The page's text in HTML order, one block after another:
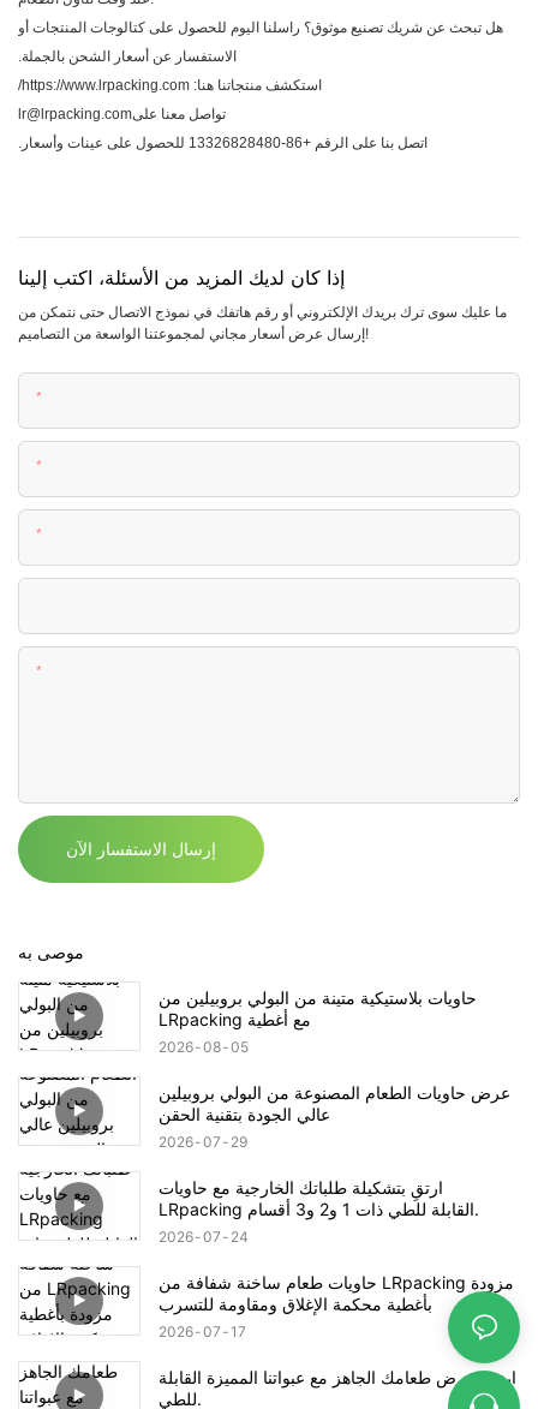
هل تبحث عن شريك تصنيع موثوق؟ راسلنا اليوم للحصول على كتالوجات المنتجات أو
الاستفسار عن أسعار الشحن بالجملة.
استكشف منتجاتنا هنا:
تواصل معنا علىlr@lrpacking.com
اتصل بنا على الرقم +86-13326828480 للحصول على عينات وأسعار.
إذا كان لديك المزيد من الأسئلة، اكتب إلينا
ما عليك سوى ترك بريدك الإلكتروني أو رقم هاتفك في نموذج الاتصال حتى نتمكن من
إرسال عرض أسعار مجاني لمجموعتنا الواسعة من التصاميم!
إرسال الاستفسار الآن
موصى به
حاويات بلاستيكية متينة من البولي بروبيلين من
LRpacking مع أغطية
2026 08 05
عرض حاويات الطعام المصنوعة من البولي بروبيلين
عالي الجودة بتقنية الحقن
2026 07 29
ارتقِ بتشكيلة طلباتك الخارجية مع حاويات
LRpacking القابلة للطي ذات 1 و2 و3 أقسام.
2026 07 24
حاويات طعام ساخنة شفافة من LRpacking مزودة
بأغطية محكمة الإغلاق ومقاومة للتسرب
2026 07 17
ارتقِ بعرض طعامك الجاهز مع عبواتنا المميزة القابلة
للطي.